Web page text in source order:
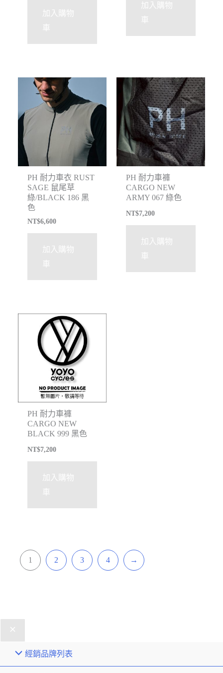
加入購物
車
加入購物
車
PH 耐力車衣 RUST
SAGE 鼠尾草
綠/BLACK 186 黑
色
NT$6,600
加入購物
車
PH 耐力車褲
CARGO NEW
ARMY 067 綠色
NT$7,200
加入購物
車
PH 耐力車褲
CARGO NEW
BLACK 999 黑色
NT$7,200
加入購物
車
1 2 3 4 →
經銷品牌列表